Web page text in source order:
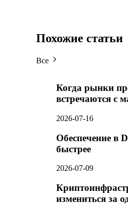
Похожие статьи
Все
Когда рынки
встречаются с
2026-07-16
Обеспечение в
быстрее
2026-07-09
измениться за